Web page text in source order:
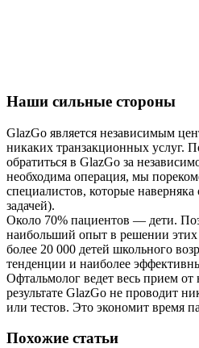
Наши сильные стороны
GlazGo является независимым
никаких транзакционных услуг.
обратиться в GlazGo за
необходима операция, мы
специалистов, которые наверняка
задачей).
Около 70% пациентов — дети.
наибольший опыт в решении
более 20 000 детей школьного
тенденции и наиболее
Офтальмолог ведет весь прием от
результате GlazGo не проводит
или тестов. Это экономит время
Похожие статьи